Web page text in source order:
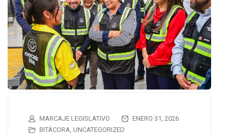
MARCAJE LEGISLATIVO
ENERO 31, 2026
BITÁCORA UNCATEGORIZED